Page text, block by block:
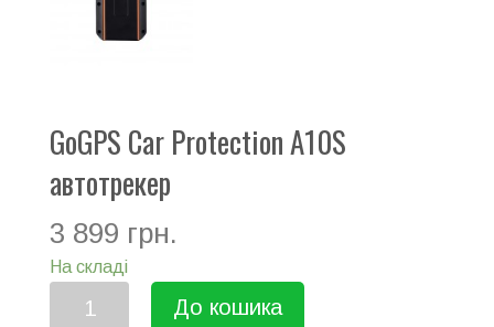
GoGPS Car Protection A10S
автотрекер
3 899 грн.
На складі
До кошика